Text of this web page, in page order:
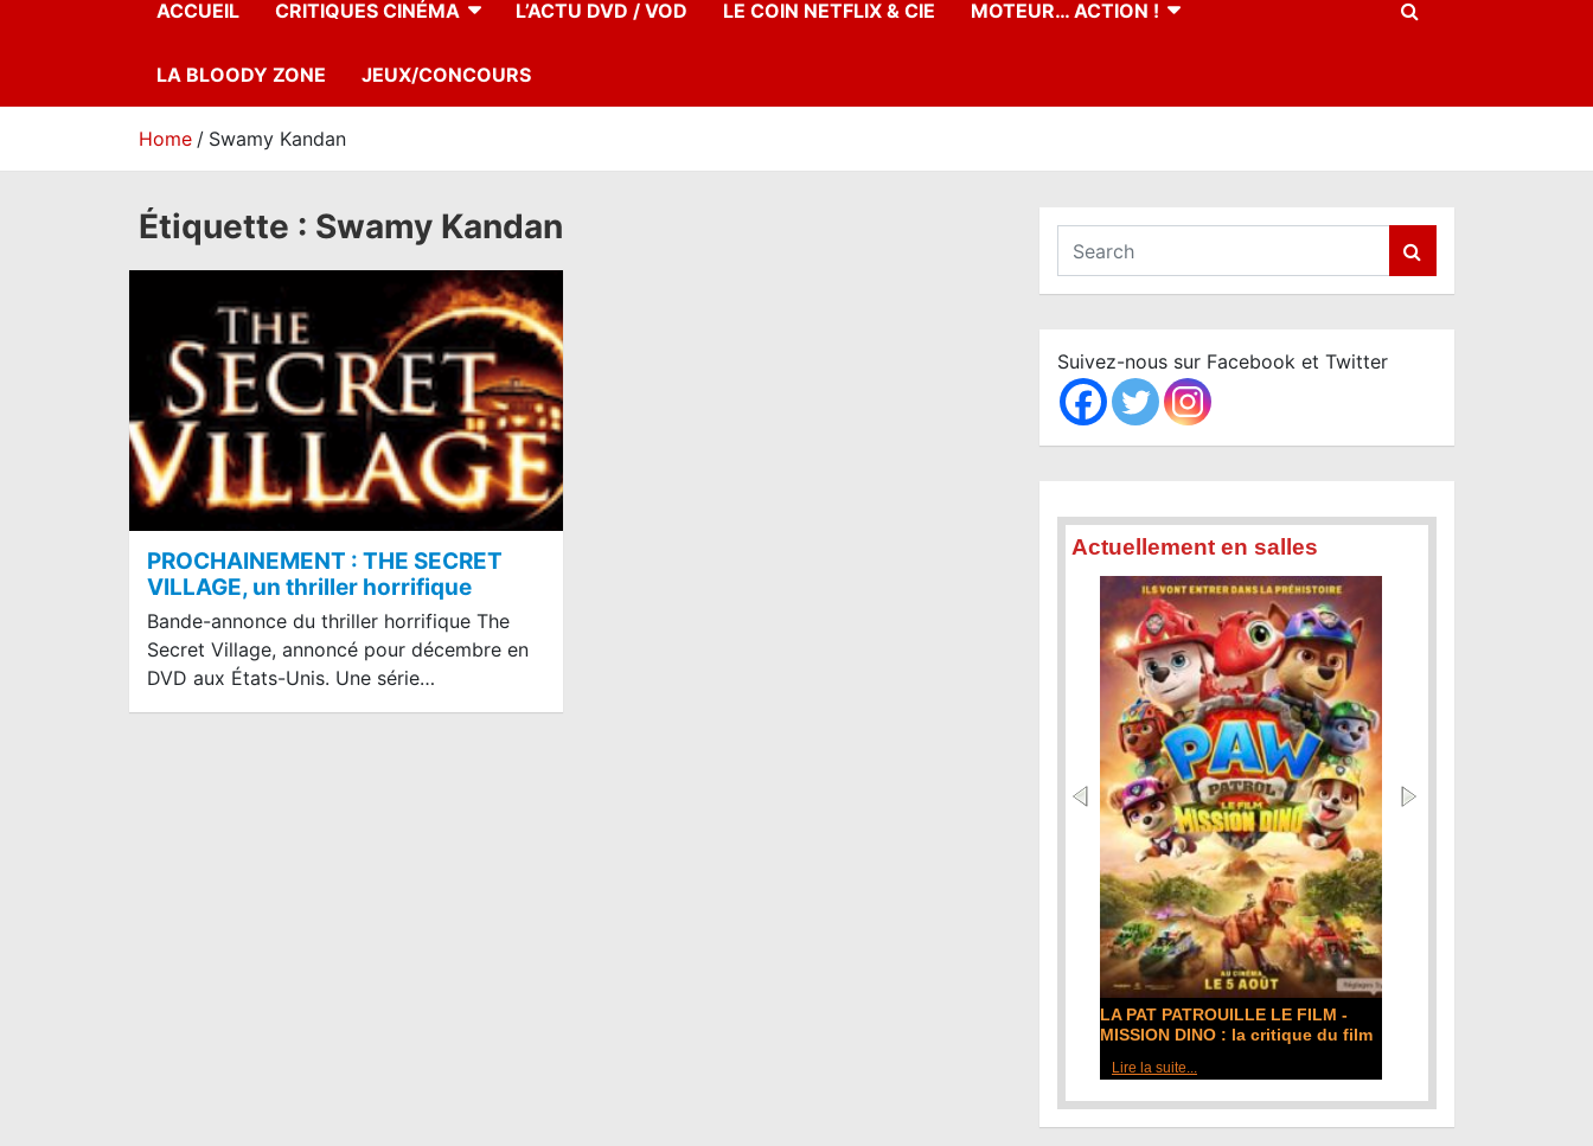
ACCUEIL CRITIQUES CINÉMA L’ACTU DVD / VOD LE COIN NETFLIX & CIE MOTEUR… ACTION !
LA BLOODY ZONE JEUX/CONCOURS
Home Swamy Kandan
Étiquette : Swamy Kandan
PROCHAINEMENT : THE SECRET
VILLAGE, un thriller horrifique
Bande-annonce du thriller horrifique The
Secret Village, annoncé pour décembre en
DVD aux États-Unis. Une série…
a
c
h
Suivez-nous sur Facebook et Twitter
Actuellement en salles
LA PAT PATROUILLE LE FILM -
MISSION DINO : la critique du film
Lire la suite...